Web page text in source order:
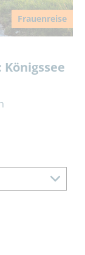
Frauenreise